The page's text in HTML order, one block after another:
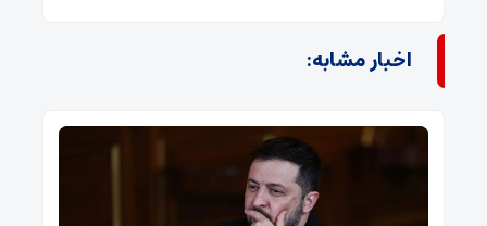
اخبار مشابه: